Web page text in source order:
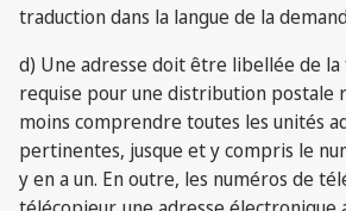
traduction dans la langue de la
d) Une adresse doit être libellée de
requise pour une distribution postale
moins comprendre toutes les unités
pertinentes, jusque et y compris le
y en a un. En outre, les numéros de